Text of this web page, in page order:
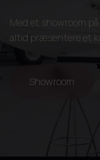
Elektrisk lensepumpe
Kraftige klydser
Med et showroom
altid præsentere et
Showroom